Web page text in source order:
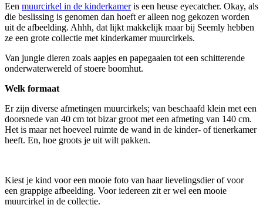
Een muurcirkel in de kinderkameris een heuse eyecatcher. Okay, als
die beslissing is genomen dan hoeft er alleen nog gekozen worden
uit de afbeelding. Ahhh, dat lijkt makkelijk maar bij Seemly hebben
ze een grote collectie met kinderkamer muurcirkels.
Van jungle dieren zoals aapjes en papegaaien tot een schitterende
onderwaterwereld of stoere boomhut.
Welk formaat
Er zijn diverse afmetingen muurcirkels; van beschaafd klein met een
doorsnede van 40 cm tot bizar groot met een afmeting van 140 cm.
Het is maar net hoeveel ruimte de wand in de kinder- of tienerkamer
heeft. En, hoe groots je uit wilt pakken.
Kiest je kind voor een mooie foto van haar lievelingsdier of voor
een grappige afbeelding. Voor iedereen zit er wel een mooie
muurcirkel in de collectie.